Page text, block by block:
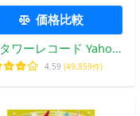
価格比較
タワーレコード Yahoo!
店
4.59 (49,859件)